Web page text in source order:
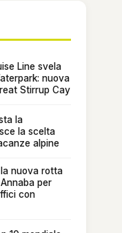
Line svela
nuova
Stirrup Cay
la
la scelta
alpine
nuova rotta
per
con